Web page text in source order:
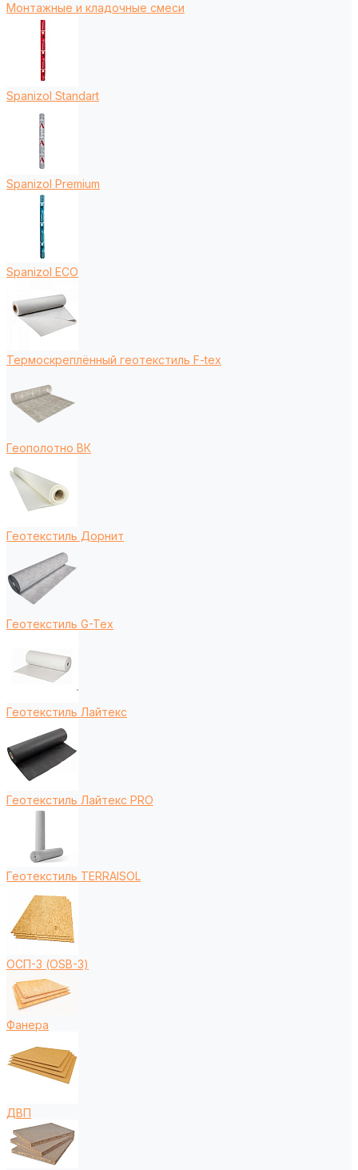
Монтажные и кладочные смеси
Spanizol Standart
Spanizol Premium
Spanizol ECO
Термоскреплённый геотекстиль F-tex
Геополотно ВК
Геотекстиль Дорнит
Геотекстиль G-Tex
Геотекстиль Лайтекс
Геотекстиль Лайтекс PRO
Геотекстиль TERRAISOL
ОСП-3 (OSB-3)
Фанера
ДВП